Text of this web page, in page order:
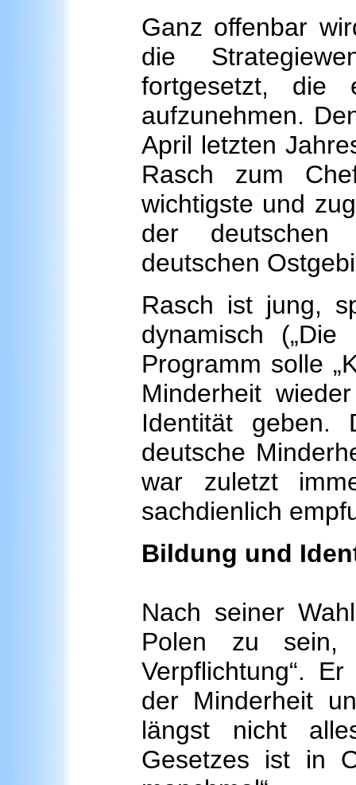
Ganz offenbar
die
fortgesetzt, die
aufzunehmen.
April letzten
Rasch zum
wichtigste und
der deutschen
deutschen
Rasch ist jung,
dynamisch
Programm solle
Minderheit
Identität
deutsche
war zuletzt
sachdienlich
Bildung und
Nach seiner
Polen zu sein,
Verpflichtung“.
der Minderheit
längst nicht
Gesetzes ist in